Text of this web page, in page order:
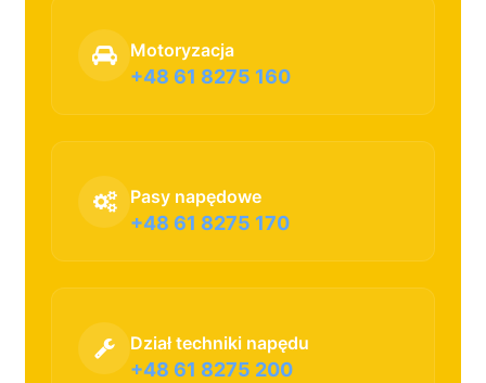
Motoryzacja
+48 61 8275 160
Pasy napędowe
+48 61 8275 170
Dział techniki napędu
+48 61 8275 200